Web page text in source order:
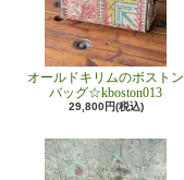
オールドキリムのボストン
バッグ☆kboston013
29,800円(税込)